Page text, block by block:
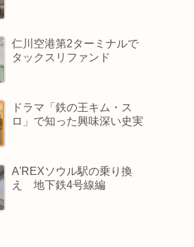
仁川空港第2ターミナルで
タックスリファンド
ドラマ「鉄の王キム・ス
ロ」で知った興味深い史実
A'REXソウル駅の乗り換
え 地下鉄4号線編